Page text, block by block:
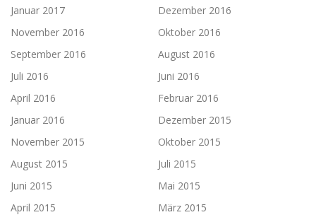
Januar 2017
Dezember 2016
November 2016
Oktober 2016
September 2016
August 2016
Juli 2016
Juni 2016
April 2016
Februar 2016
Januar 2016
Dezember 2015
November 2015
Oktober 2015
August 2015
Juli 2015
Juni 2015
Mai 2015
April 2015
März 2015